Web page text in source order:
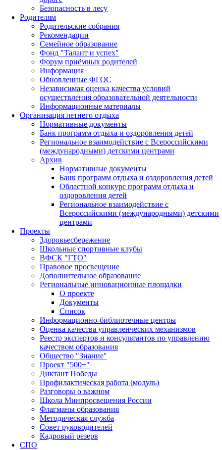
Безопасность в лесу
Родителям
Родительские собрания
Рекомендации
Семейное образование
Фонд "Талант и успех"
Форум приёмных родителей
Информация
Обновленные ФГОС
Независимая оценка качества условий
осуществления образовательной деятельности
Информационные материалы
Организация летнего отдыха
Нормативные документы
Банк программ отдыха и оздоровления детей
Региональное взаимодействие с Всероссийскими
(международными) детскими центрами
Архив
Нормативные документы
Банк программ отдыха и оздоровления детей
Областной конкурс программ отдыха и
оздоровления детей
Региональное взаимодействие с
Всероссийскими (международными) детскими
центрами
Проекты
Здоровьесбережение
Школьные спортивные клубы
ВФСК "ГТО"
Правовое просвещение
Дополнительное образование
Региональные инновационные площадки
О проекте
Документы
Список
Информационно-библиотечные центры
Оценка качества управленческих механизмов
Реестр экспертов и консультантов по управлению
качеством образования
Общество "Знание"
Проект "500+"
Диктант Победы
Профилактическая работа (модуль)
Разговоры о важном
Школа Минпросвещения России
Флагманы образования
Методическая служба
Совет руководителей
Кадровый резерв
СПО